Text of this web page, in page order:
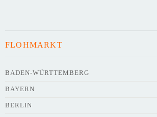
FLOHMARKT
BADEN-WÜRTTEMBERG
BAYERN
BERLIN